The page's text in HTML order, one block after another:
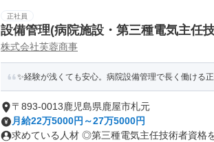
正社員
設備管理(病院施設・第三種電気主任
株式会社芙蓉商事
✨経験が浅くても安心。病院設備管理で長く働ける
〒893-0013鹿児島県鹿屋市札元
月給22万5000円～27万5000円
求めている人材 ◎第三種電気主任技術者資格